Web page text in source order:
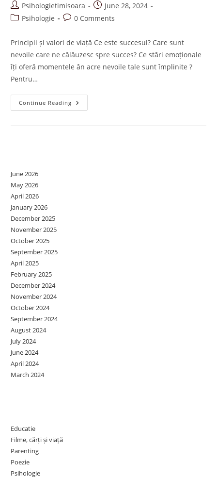
Post
author:
Psihologietimisoara
Post
published:
June 28, 2024
PostPsihologie
Post0 Comments
Principii și valori de viață Ce este succesul? Care sunt
nevoile care ne călăuzesc spre succes? Ce stări emoționale
îți oferă momentele ân acre nevoile tale sunt împlinite ?
Pentru…
Continue Reading Ce
Înseamnă
June 2026
May 2026
April 2026
January 2026
December 2025
November 2025
October 2025
September 2025
April 2025
February 2025
December 2024
November 2024
October 2024
September 2024
August 2024
July 2024
June 2024
April 2024
March 2024
Educatie
Filme, cărți și viață
Parenting
Poezie
Psihologie